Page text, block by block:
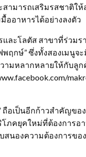
ามารถเสริมรสชาติ
ออาหารได้อย่างลงตัว
ละโลตัส สาขาที่ร่วมร
พฤกษ์” ซึ่งทั้งสองเม
ามหลากหลายให้กับลู
ถือเป็นอีกก้าวสำคัญ
ภคยุคใหม่ที่ต้องการอ
นองความต้องการขอ